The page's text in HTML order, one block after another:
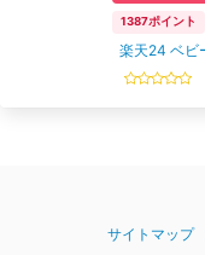
1387ポイント
楽天24 ベビ
サイトマップ